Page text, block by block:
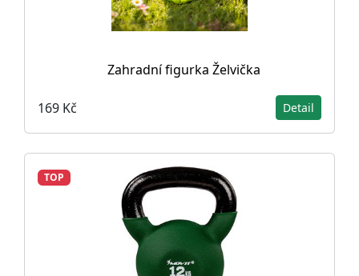
Zahradní figurka Želvička
169 Kč Detail
TOP